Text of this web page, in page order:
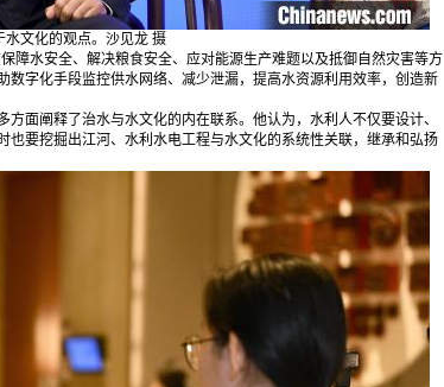
文化的观点。沙见龙 摄
水安全、解决粮食安全、应对能源生产难题以及抵御自然灾害等方
字化手段监控供水网络、减少泄漏，提高水资源利用效率，创造新
阐释了治水与水文化的内在联系。他认为，水利人不仅要设计、
要挖掘出江河、水利水电工程与水文化的系统性关联，继承和弘扬